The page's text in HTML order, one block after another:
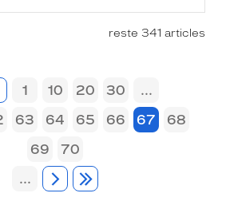
reste 341 articles
1 10 20 30
...
63 64 65 66 67
68
69
70
...